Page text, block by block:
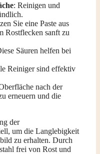
: Reinigen und
Sie eine Paste aus
Rostflecken sanft zu
Säuren helfen bei
Reiniger sind effektiv
nach der
erneuern und die
der
um die Langlebigkeit
zu erhalten. Durch
frei von Rost und